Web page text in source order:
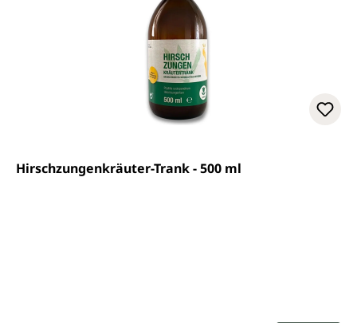
Hirschzungenkräuter-Trank - 500 ml